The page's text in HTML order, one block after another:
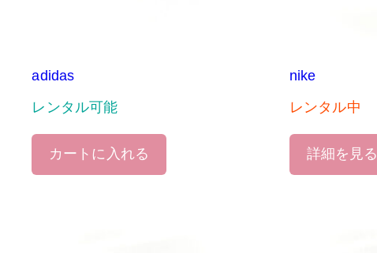
adidas
レンタル可能
カートに入れる
nike
レンタル中
詳細を見る